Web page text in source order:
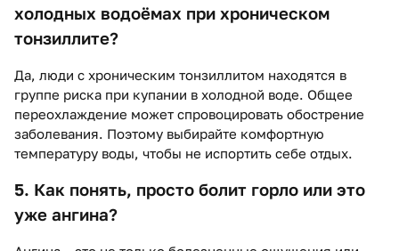
холодных водоёмах при хроническом
тонзиллите?
Да, люди с хроническим тонзиллитом находятся в
группе риска при купании в холодной воде. Общее
переохлаждение может спровоцировать обострение
заболевания. Поэтому выбирайте комфортную
температуру воды, чтобы не испортить себе отдых.
5. Как понять, просто болит горло или это
уже ангина?